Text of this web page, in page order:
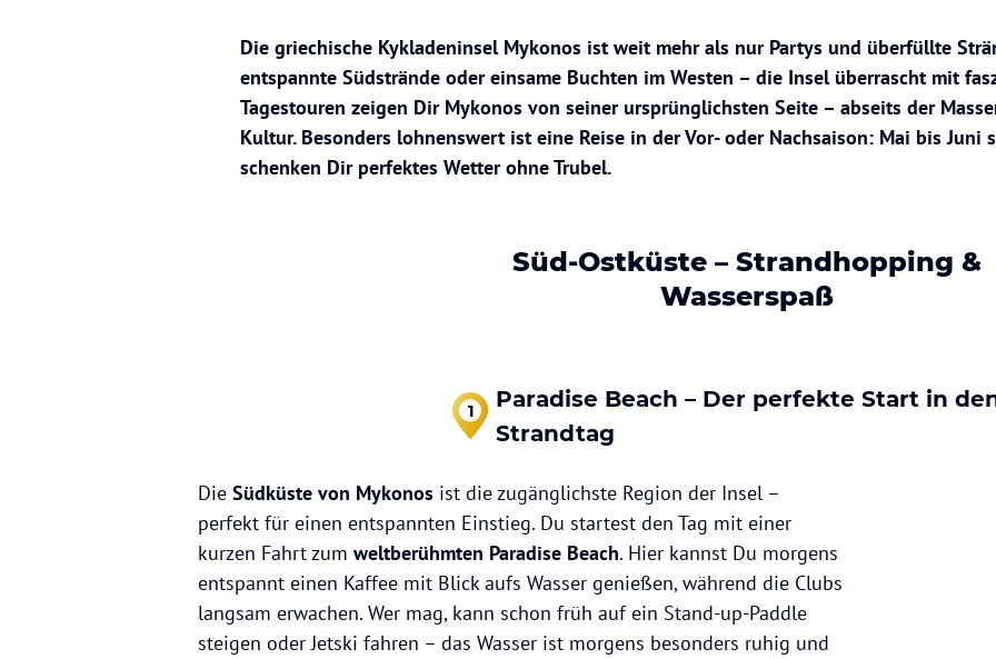
Die griechische Kykladeninsel Mykonos ist weit mehr als nur Partys und überfüllte
entspannte Südstrände oder einsame Buchten im Westen – die Insel überrascht mit
Tagestouren zeigen Dir Mykonos von seiner ursprünglichsten Seite – abseits der
Kultur. Besonders lohnenswert ist eine Reise in der Vor- oder Nachsaison: Mai bis Juni
schenken Dir perfektes Wetter ohne Trubel.
Süd-Ostküste – Strandhopping &
Wasserspaß
1
Paradise Beach – Der perfekte Start in
Strandtag
Die Südküste von Mykonos ist die zugänglichste Region der Insel –
perfekt für einen entspannten Einstieg. Du startest den Tag mit einer
kurzen Fahrt zum weltberühmten Paradise Beach. Hier kannst Du morgens
entspannt einen Kaffee mit Blick aufs Wasser genießen, während die Clubs
langsam erwachen. Wer mag, kann schon früh auf ein Stand-up-Paddle
steigen oder Jetski fahren – das Wasser ist morgens besonders ruhig und